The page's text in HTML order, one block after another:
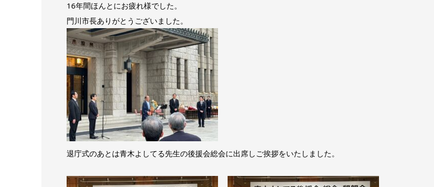
16年間ほんとにお疲れ様でした。
門川市長ありがとうございました。
退庁式のあとは青木よしてる先生の後援会総会に出席しご挨拶をいたしました。